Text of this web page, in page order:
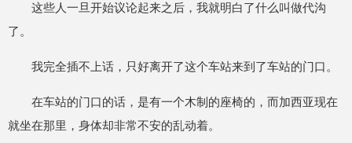
这些人一旦开始议论起来之后，我就明白了什么叫做代沟
了。
我完全插不上话，只好离开了这个车站来到了车站的门口。
在车站的门口的话，是有一个木制的座椅的，而加西亚现在
就坐在那里，身体却非常不安的乱动着。